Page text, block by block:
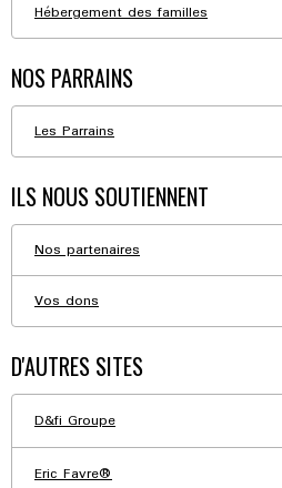
Hébergement des familles
NOS PARRAINS
Les Parrains
ILS NOUS SOUTIENNENT
Nos partenaires
Vos dons
D'AUTRES SITES
D&fi Groupe
Eric Favre®